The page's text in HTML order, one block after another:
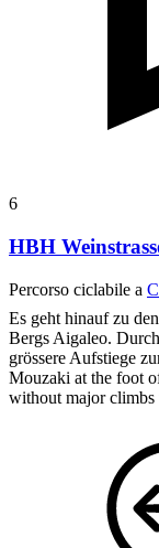
6
HBH
Percorso ciclabile a
Es geht hinauf zu
Bergs Aigaleo.
grössere Aufstiege
Mouzaki at the foot
without major